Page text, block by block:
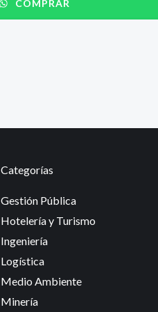
COMPRAR
Categorías
Gestión Pública
Hotelería y Turismo
Ingeniería
Logística
Medio Ambiente
Minería